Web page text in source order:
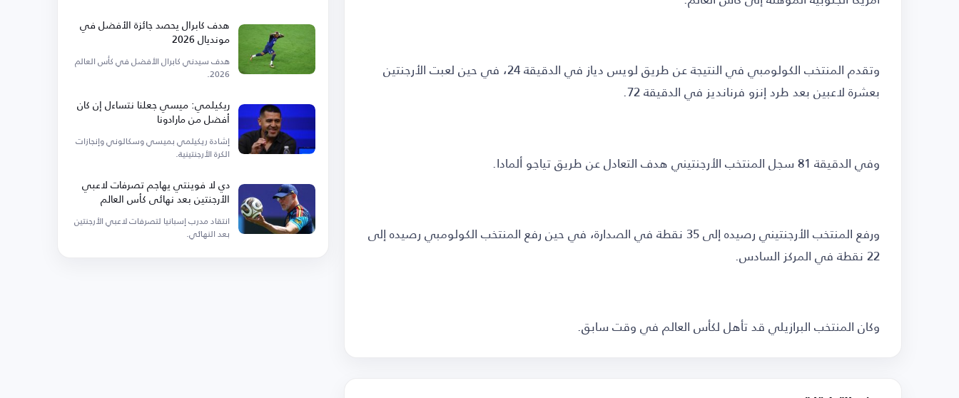
وتقدم المنتخب الكولومبي في النتيجة عن طريق لويس دياز في الدقيقة 24، في حين لعبت الأرجنتين
بعشرة لاعبين بعد طرد إنزو فرنانديز في الدقيقة 72.
وفي الدقيقة 81 سجل المنتخب الأرجنتيني هدف التعادل عن طريق تياجو ألمادا.
ورفع المنتخب الأرجنتيني رصيده إلى 35 نقطة في الصدارة، في حين رفع المنتخب الكولومبي رصيده إلى
22 نقطة في المركز السادس.
وكان المنتخب البرازيلي قد تأهل لكأس العالم في وقت سابق.
هدف كابرال يحصد جائزة الأفضل في
مونديال 2026
هدف سيدني كابرال الأفضل في كأس العالم
2026.
ريكيلمي: ميسي جعلنا نتساءل إن كان
أفضل من مارادونا
إشادة ريكيلمي بميسي وسكالوني وإنجازات
الكرة الأرجنتينية.
دي لا فوينتي يهاجم تصرفات لاعبي
الأرجنتين بعد نهائي كأس العالم
انتقاد مدرب إسبانيا لتصرفات لاعبي الأرجنتين
بعد النهائي.